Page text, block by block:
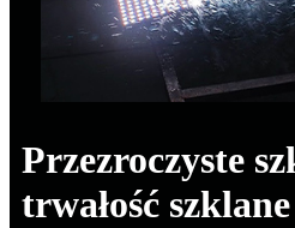
Przezroczyste
trwałość